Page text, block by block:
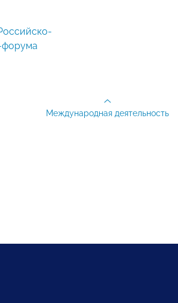
форума
Международная деятельность